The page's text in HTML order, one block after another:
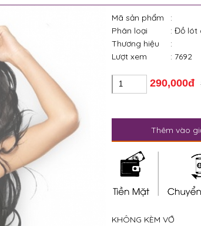
Mã sản phẩm
:
Phân loại
: Đồ lót
Thương hiệu
:
Lượt xem
: 7692
290,000đ
Thêm vào
KHÔNG KÈM VỚ